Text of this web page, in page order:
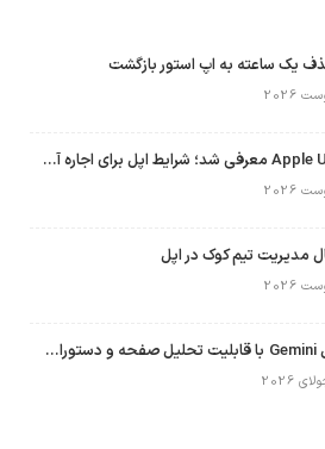
یک ساعته به اپ استور بازگشت
برنامه Apple Upgrade معرفی شد؛ شرایط اپل برای اجاره آیفون، آیپد، مک و اپل واچ
نسخه مک گوگل Gemini با قابلیت تحلیل صفحه و دستورات صوتی در به‌روزرسانی جدید